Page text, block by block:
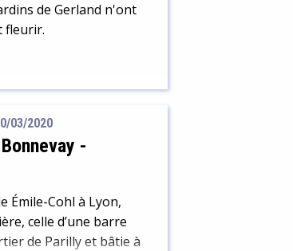
de Gerland n'ont
fleurir.
03/2020
-
Émile-Cohl à Lyon,
celle d’une barre
de Parilly et bâtie à